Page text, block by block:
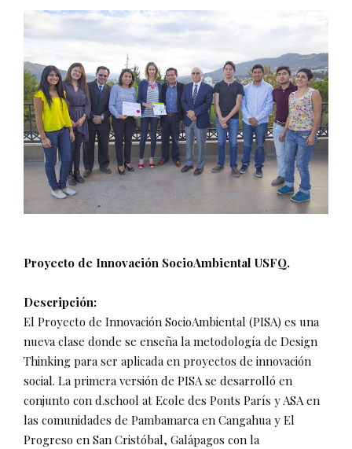
Proyecto de Innovación SocioAmbiental USFQ.
Descripción:
El Proyecto de Innovación SocioAmbiental (PISA) es una
nueva clase donde se enseña la metodología de Design
Thinking para ser aplicada en proyectos de innovación
social. La primera versión de PISA se desarrolló en
conjunto con d.school at Ecole des Ponts París y ASA en
las comunidades de Pambamarca en Cangahua y El
Progreso en San Cristóbal, Galápagos con la